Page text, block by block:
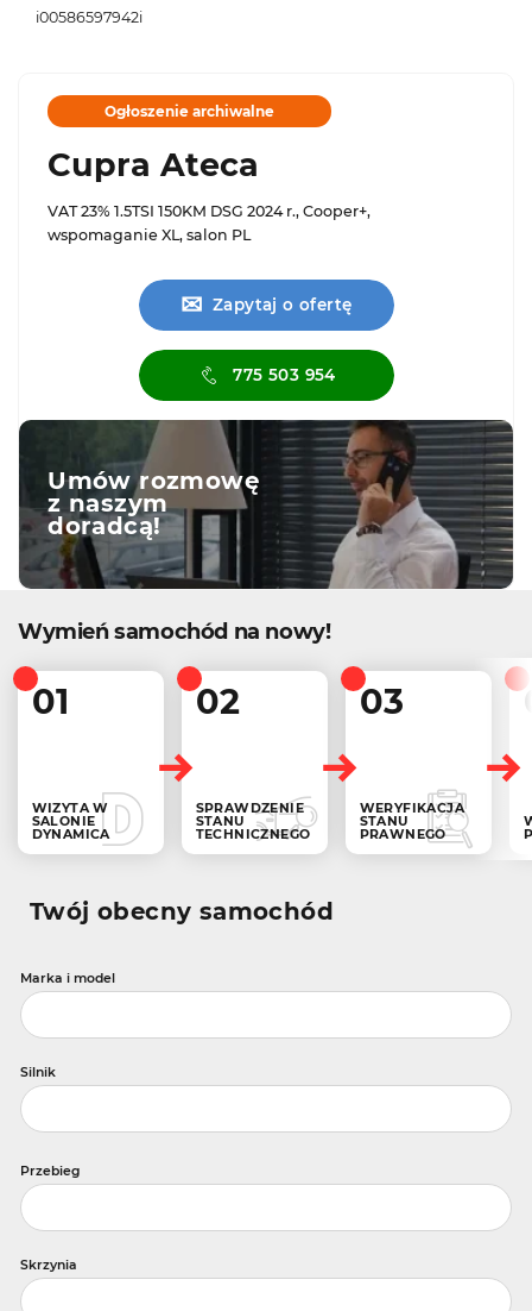
i00586597942i
Ogłoszenie archiwalne
Cupra Ateca
VAT 23% 1.5TSI 150KM DSG 2024 r., Cooper+,
wspomaganie XL, salon PL
✉ Zapytaj o ofertę
775 503 954
Umów rozmowę
z naszym
doradcą!
Wymień samochód na nowy!
01
WIZYTA W
SALONIE
DYNAMICA
02
SPRAWDZENIE
STANU
TECHNICZNEGO
03
WERYFIKACJA
STANU
PRAWNEGO
Twój obecny samochód
Marka i model
Silnik
Przebieg
Skrzynia